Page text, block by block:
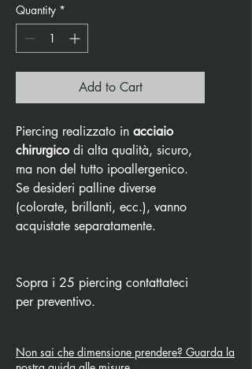
Quantity *
Add to Cart
Piercing realizzato in acciaio
chirurgico di alta qualità, sicuro,
ma non del tutto ipoallergenico.
Se desideri palline diverse
(colorate, brillanti, ecc.), vanno
acquistate separatamente.
Sopra i 25 piercing contattateci
per preventivo.
Non sai che dimensione prendere? Guarda la